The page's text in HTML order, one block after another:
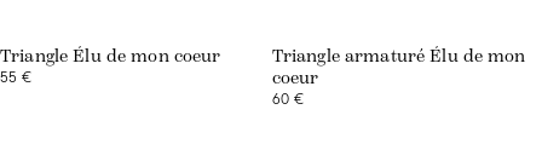
Triangle Élu de mon coeur
55 €
Triangle armaturé Élu de mon
coeur
60 €